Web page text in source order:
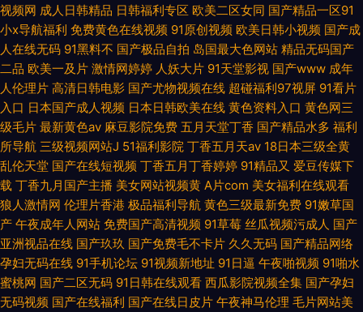
视频网 成人日韩精品 日韩福利专区 欧美二区女同 国产精品一区91
小x导航福利 免费黄色在线视频 91原创视频 欧美日韩小视频 国产成
人在线无码 91黑料不 国产极品自拍 岛国最大色网站 精品无码国产
二品 欧美一及片 激情网婷婷 人妖大片 91天堂影视 国产www 成年
人伦理片 高清日韩电影 国产尤物视频在线 超碰福利97视屏 91看片
入口 日本国产成人视频 日本日韩欧美在线 黄色资料入口 黄色网三
级毛片 最新黄色av 麻豆影院免费 五月天堂丁香 国产精品水多 福利
所导航 三级视频网站J 51福利影院 丁香五月天av 18日本三级全黄
乱伦天堂 国产在线短视频 丁香五月丁香婷婷 91精品又 爱豆传媒下
载 丁香九月国产主播 美女网站视频黄 A片com 美女福利在线观看
狼人激情网 伦理片香港 极品福利导航 黄色三级最新免费 91嫩草国
产 午夜成年人网站 免费国产高清视频 91草莓 丝瓜视频污成人 国产
亚洲视品在线 国产玖玖 国产免费毛不卡片 久久无码 国产精品网络
孕妇无码在线 91手机论坛 91视频新地址 91日逼 午夜啪视频 91啪水
蜜桃网 国产二区无码 91日韩在线观看 西瓜影院视频全集 国产孕妇
无码视频 国产在线福利 国产在线日皮片 午夜神马伦理 毛片网站美